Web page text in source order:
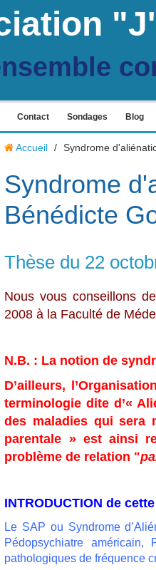
Contact Sondages Blog
Accueil / Syndrome
Syndrome
Bénédicte
Thèse du 22
Nous vous conseillons
2008 à la Faculté de
N.B. : La notion de
D’ailleurs,
terminologie dite d’«
des maladies qui sera
parentale » est ainsi
problème de relation "
INTRODUCTION de
Le SAP ou Syndrome
Pédopsychiatre
pathologiques de fréquence